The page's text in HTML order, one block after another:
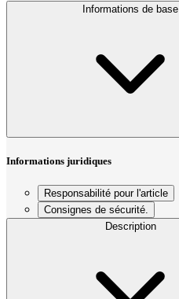
Informations de base
Informations juridiques
Responsabilité pour l'article
Consignes de sécurité.
Description